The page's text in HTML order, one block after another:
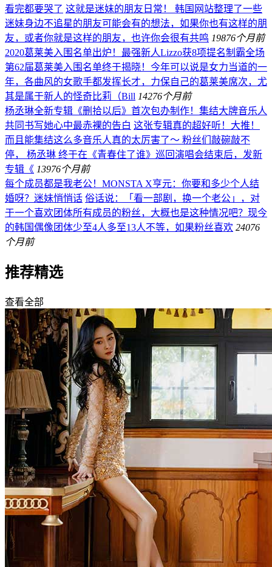
看完都要哭了 这就是迷妺的朋友日常！ 韩国网站整理了一些
迷妹身边不追星的朋友可能会有的想法，如果你也有这样的朋
友，或者你就是这样的朋友，也许你会很有共鸣 19876个月前
2020葛莱美入围名单出炉！最强新人Lizzo获8项提名制霸全场
第62届葛莱美入围名单终于揭晓！今年可以说是女力当道的一
年，各曲风的女歌手都发挥长才，力保自己的葛莱美席次，尤
其是属于新人的怪奇比莉（Bill 14276个月前
杨丞琳全新专辑《删拾以后》首次包办制作！集结大牌音乐人
共同书写她心中最赤裸的告白 这张专辑真的超好听！大推！
而且能集结这么多音乐人真的太厉害了～ 粉丝们敲碗敲不
停， 杨丞琳 终于在《青春住了谁》巡回演唱会结束后，发新
专辑《 13976个月前
每个成员都是我老公！MONSTA X亨元：你要和多少个人结
婚呀？迷妹悄悄话 俗话说：「看一部剧，换一个老公」，对
于一个喜欢团体所有成员的粉丝，大概也是这种情况吧？现今
的韩国偶像团体少至4人多至13人不等，如果粉丝喜欢 24076
个月前
推荐精选
查看全部